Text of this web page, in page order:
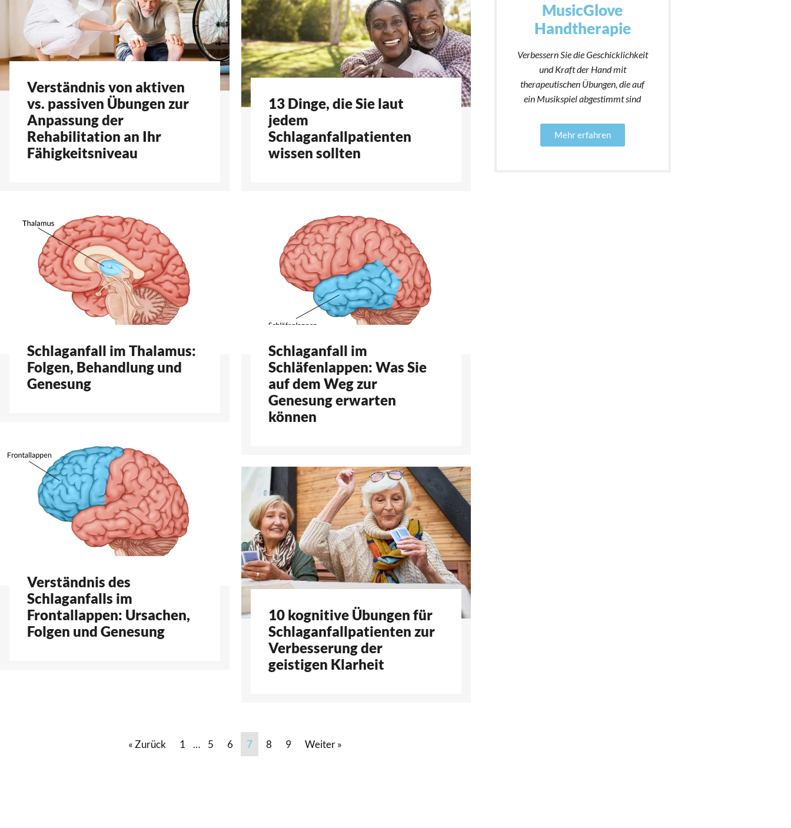
Verständnis von aktiven
vs. passiven Übungen zur
Anpassung der
Rehabilitation an Ihr
Fähigkeitsniveau
13 Dinge, die Sie laut
jedem
Schlaganfallpatienten
wissen sollten
Schlaganfall im Thalamus:
Folgen, Behandlung und
Genesung
Schlaganfall im
Schläfenlappen: Was Sie
auf dem Weg zur
Genesung erwarten
können
Verständnis des
Schlaganfalls im
Frontallappen: Ursachen,
Folgen und Genesung
10 kognitive Übungen für
Schlaganfallpatienten zur
Verbesserung der
geistigen Klarheit
« Zurück 1 … 5 6 7 8 9 Weiter »
MusicGlove
Handtherapie
Verbessern Sie die Geschicklichkeit
und Kraft der Hand mit
therapeutischen Übungen, die auf
ein Musikspiel abgestimmt sind
Mehr erfahren